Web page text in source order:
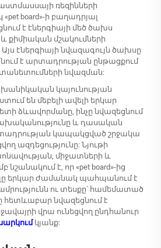
ռեզինների
board»-ի բաղադրյալ
է էներգիայի մեծ ծախս
քիմիական մշակումների
էներգիայի նվազագույն ծախսը
է արտադրության ընթացքում
նվազման:
կայունության
են մեբելի ավելի երկար
ձևավորմանը, ինչը նվազեցնում
և դասական
կապակցված շրջակա
ազդեցությունը: Նյութի
միջատների և
է, որ «pet board»-ից
երկար ժամանակ պահպանում է
ու տեսքը՝ համեմատած
հետևաբար նվազեցնում է
վրա ունեցվող ընդհանուր
կյանք: